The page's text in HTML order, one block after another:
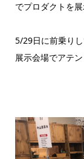
でプロダクトを展
5/29日に前乗り
展示会場でアテ